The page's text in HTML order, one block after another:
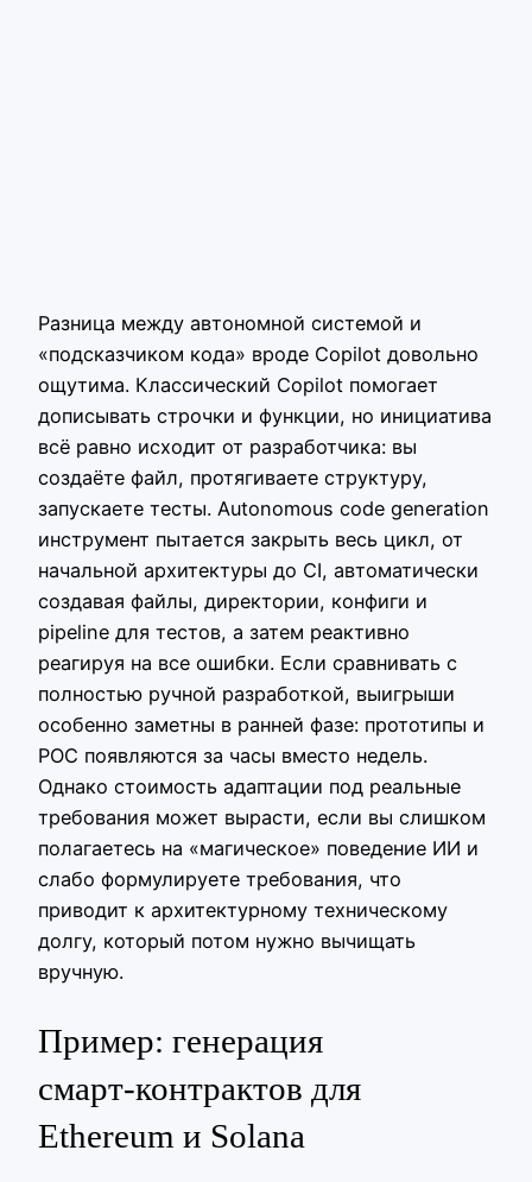
Разница между автономной системой и
«подсказчиком кода» вроде Copilot довольно
ощутима. Классический Copilot помогает
дописывать строчки и функции, но инициатива
всё равно исходит от разработчика: вы
создаёте файл, протягиваете структуру,
запускаете тесты. Autonomous code generation
инструмент пытается закрыть весь цикл, от
начальной архитектуры до CI, автоматически
создавая файлы, директории, конфиги и
pipeline для тестов, а затем реактивно
реагируя на все ошибки. Если сравнивать с
полностью ручной разработкой, выигрыши
особенно заметны в ранней фазе: прототипы и
POC появляются за часы вместо недель.
Однако стоимость адаптации под реальные
требования может вырасти, если вы слишком
полагаетесь на «магическое» поведение ИИ и
слабо формулируете требования, что
приводит к архитектурному техническому
долгу, который потом нужно вычищать
вручную.
Пример: генерация
смарт‑контрактов для
Ethereum и Solana